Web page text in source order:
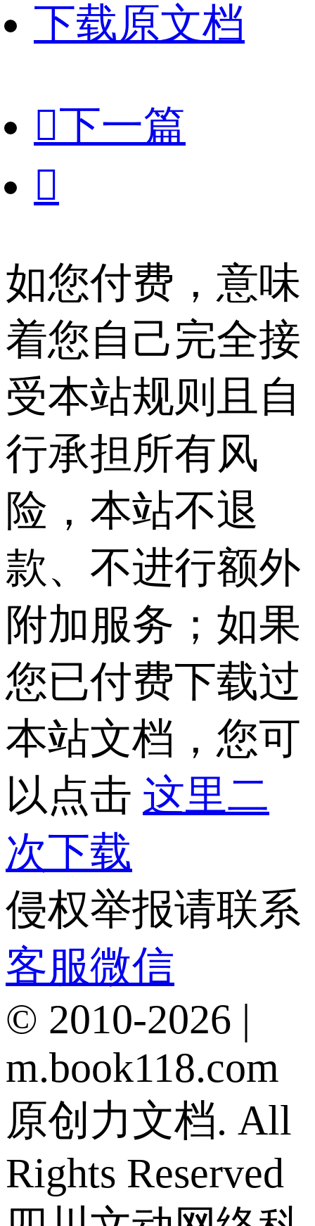
下载原文档
下一篇

如您付费，意味
着您自己完全接
受本站规则且自
行承担所有风
险，本站不退
款、不进行额外
附加服务；如果
您已付费下载过
本站文档，您可
以点击 这里二
次下载
侵权举报请联系
客服微信
© 2010-2026 |
m.book118.com
原创力文档. All
Rights Reserved